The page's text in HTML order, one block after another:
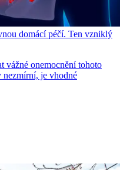
domácí péčí. Ten vzniklý
vážné onemocnění tohoto
nezmírní, je vhodné